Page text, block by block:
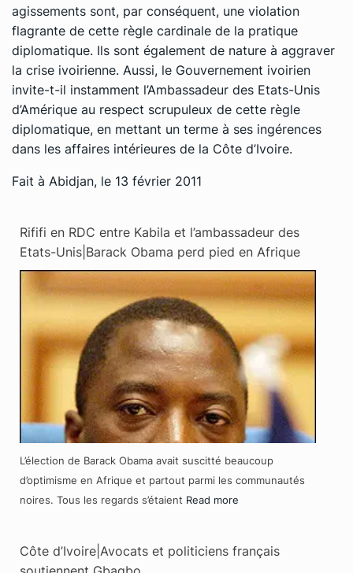
agissements sont, par conséquent, une violation
flagrante de cette règle cardinale de la pratique
diplomatique. Ils sont également de nature à aggraver
la crise ivoirienne. Aussi, le Gouvernement ivoirien
invite-t-il instamment l’Ambassadeur des Etats-Unis
d’Amérique au respect scrupuleux de cette règle
diplomatique, en mettant un terme à ses ingérences
dans les affaires intérieures de la Côte d’Ivoire.
Fait à Abidjan, le 13 février 2011
Rififi en RDC entre Kabila et l’ambassadeur des
Etats-Unis|Barack Obama perd pied en Afrique
L’élection de Barack Obama avait suscitté beaucoup
d’optimisme en Afrique et partout parmi les communautés
noires. Tous les regards s’étaient Read more
Côte d’Ivoire|Avocats et politiciens français